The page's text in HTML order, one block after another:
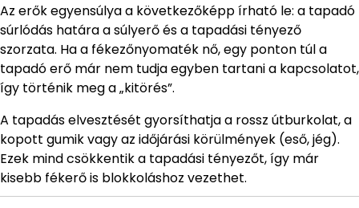
Az erők egyensúlya a következőképp írható le: a tapadó
súrlódás határa a súlyerő és a tapadási tényező
szorzata. Ha a fékezőnyomaték nő, egy ponton túl a
tapadó erő már nem tudja egyben tartani a kapcsolatot,
így történik meg a „kitörés”.
A tapadás elvesztését gyorsíthatja a rossz útburkolat, a
kopott gumik vagy az időjárási körülmények (eső, jég).
Ezek mind csökkentik a tapadási tényezőt, így már
kisebb fékerő is blokkoláshoz vezethet.